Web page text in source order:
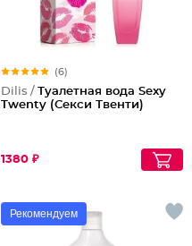
(6)
Dilis / Туалетная вода Sexy
Twenty (Секси Твенти)
1380 ₽
Рекомендуем